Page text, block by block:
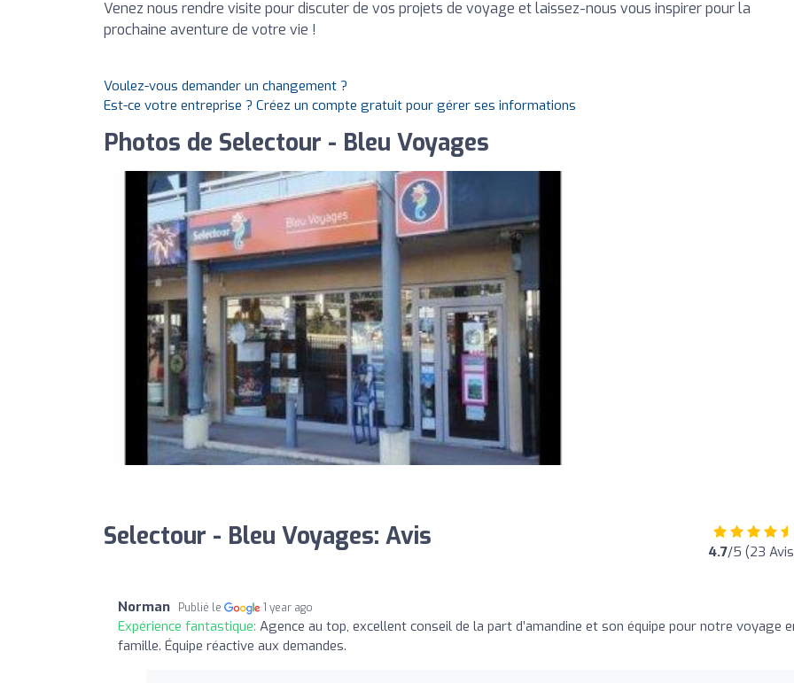
Venez nous rendre visite pour discuter de vos projets de voyage et laissez-nous vous inspirer pour la
prochaine aventure de votre vie !
Voulez-vous demander un changement ?
Est-ce votre entreprise ? Créez un compte gratuit pour gérer ses informations
Photos de Selectour - Bleu Voyages
Selectour - Bleu Voyages: Avis 4.7/5 (23
Norman Publié le 1 year ago
Expérience fantastique: Agence au top, excellent conseil de la part d’amandine et son équipe pour notre voyage
famille. Équipe réactive aux demandes.